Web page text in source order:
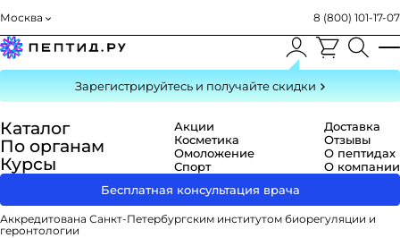
Москва 8 (800) 101-17-07
Зарегистрируйтесь и получайте скидки
Каталог
По органам
Курсы
Акции
Косметика
Омоложение
Спорт
Доставка
Отзывы
О пептидах
О компании
Бесплатная консультация врача
Аккредитована Санкт-Петербургским институтом биорегуляции и
геронтологии